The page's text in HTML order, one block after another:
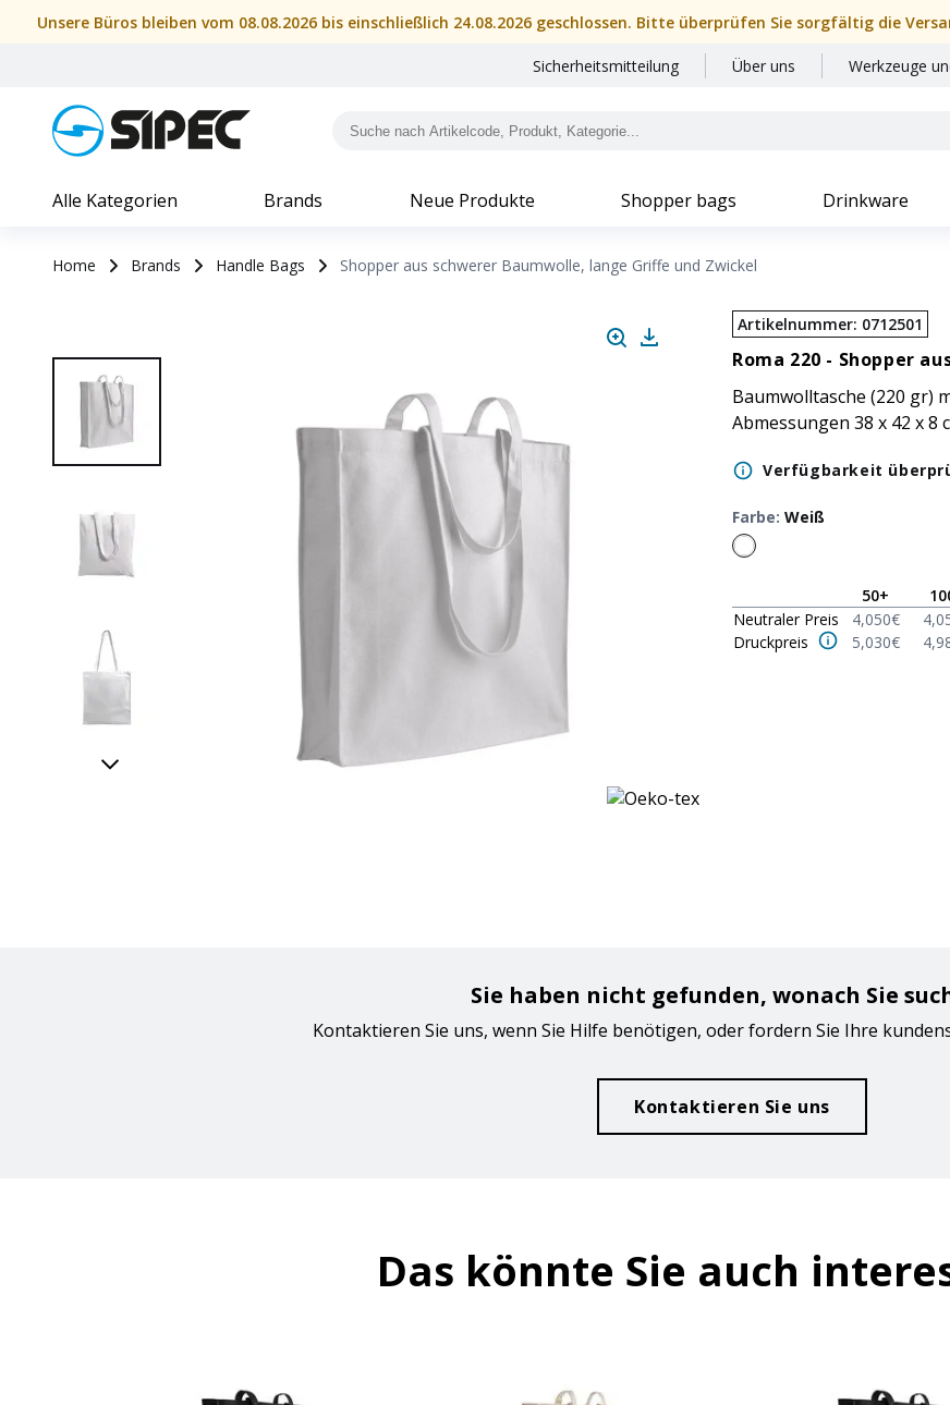
Unsere Büros bleiben vom 08.08.2026 bis einschließlich 24.08.2026 geschlossen. Bitte überprüfen Sie sorgfältig die
Sicherheitsmitteilung Über uns Werkzeuge
Alle Kategorien Brands Neue Produkte Shopper bags Drinkware
Home Brands Handle Bags Shopper aus schwerer Baumwolle, lange Griffe und Zwickel
Artikelnummer: 0712501
Roma 220 - Shopper
Baumwolltasche (220 gr)
Abmessungen 38 x 42 x 8
Verfügbarkeit
Farbe: Weiß
50+
Neutraler Preis
4,050€
Druckpreis
5,030€
Sie haben nicht gefunden, wonach Sie
Kontaktieren Sie uns, wenn Sie Hilfe benötigen, oder fordern Sie Ihre
Kontaktieren Sie uns
Das könnte Sie auch